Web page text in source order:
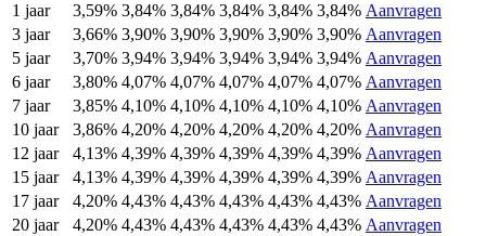
1 jaar
3,59% 3,84% 3,84% 3,84% 3,84% 3,84% Aanvragen
3 jaar
3,66% 3,90% 3,90% 3,90% 3,90% 3,90% Aanvragen
5 jaar
3,70% 3,94% 3,94% 3,94% 3,94% 3,94% Aanvragen
6 jaar
3,80% 4,07% 4,07% 4,07% 4,07% 4,07% Aanvragen
7 jaar
3,85% 4,10% 4,10% 4,10% 4,10% 4,10% Aanvragen
10 jaar
3,86% 4,20% 4,20% 4,20% 4,20% 4,20% Aanvragen
12 jaar
4,13% 4,39% 4,39% 4,39% 4,39% 4,39% Aanvragen
15 jaar
4,13% 4,39% 4,39% 4,39% 4,39% 4,39% Aanvragen
17 jaar
4,20% 4,43% 4,43% 4,43% 4,43% 4,43% Aanvragen
20 jaar
4,20% 4,43% 4,43% 4,43% 4,43% 4,43% Aanvragen